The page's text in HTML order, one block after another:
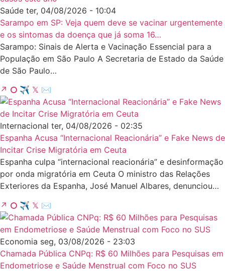
Saúde ter, 04/08/2026 - 10:04
Sarampo em SP: Veja quem deve se vacinar urgentemente
e os sintomas da doença que já soma 16…
Sarampo: Sinais de Alerta e Vacinação Essencial para a
População em São Paulo A Secretaria de Estado da Saúde
de São Paulo…
↗ ⭘ ✈ 𝕏 ✉
Internacional ter, 04/08/2026 - 02:35
Espanha Acusa “Internacional Reacionária” e Fake News de
Incitar Crise Migratória em Ceuta
Espanha culpa “internacional reacionária” e desinformação
por onda migratória em Ceuta O ministro das Relações
Exteriores da Espanha, José Manuel Albares, denunciou…
↗ ⭘ ✈ 𝕏 ✉
Economia seg, 03/08/2026 - 23:03
Chamada Pública CNPq: R$ 60 Milhões para Pesquisas em
Endometriose e Saúde Menstrual com Foco no SUS